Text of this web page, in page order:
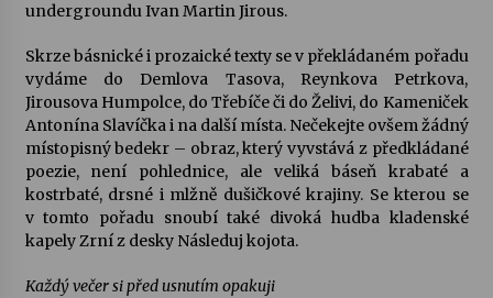
undergroundu Ivan Martin Jirous.
Skrze básnické i prozaické texty se v překládaném pořadu
vydáme do Demlova Tasova, Reynkova Petrkova,
Jirousova Humpolce, do Třebíče či do Želivi, do Kameniček
Antonína Slavíčka i na další místa. Nečekejte ovšem žádný
místopisný bedekr – obraz, který vyvstává z předkládané
poezie, není pohlednice, ale veliká báseň krabaté a
kostrbaté, drsné i mlžně dušičkové krajiny. Se kterou se
v tomto pořadu snoubí také divoká hudba kladenské
kapely Zrní z desky Následuj kojota.
Každý večer si před usnutím opakuji